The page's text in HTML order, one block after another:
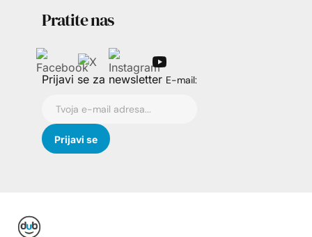
Pratite nas
Prijavi se za newsletter E-mail: